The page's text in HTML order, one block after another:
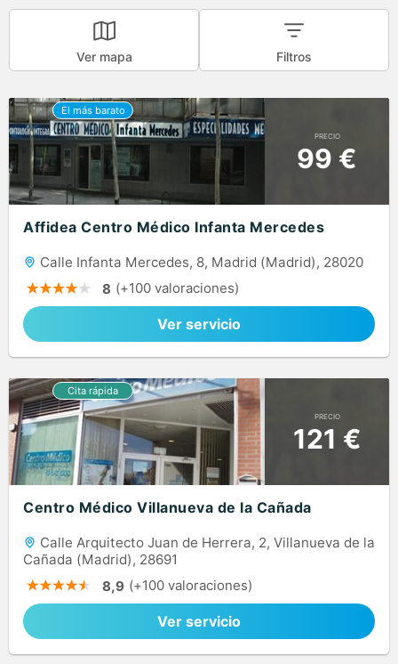
Ver mapa Filtros
PRECIO
99 €
Affidea Centro Médico Infanta Mercedes
Calle Infanta Mercedes, 8, Madrid (Madrid), 28020
8 (+100 valoraciones)
Ver servicio
PRECIO
121 €
Centro Médico Villanueva de la Cañada
Calle Arquitecto Juan de Herrera, 2, Villanueva de la
Cañada (Madrid), 28691
8,9 (+100 valoraciones)
Ver servicio